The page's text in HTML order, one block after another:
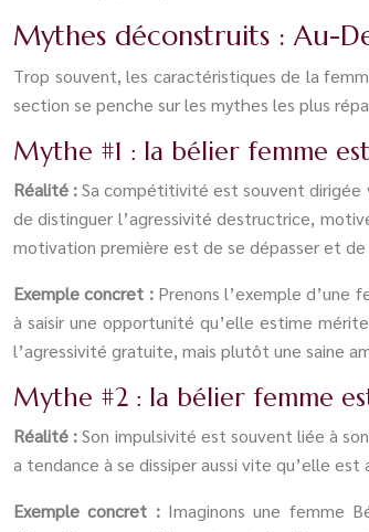
Mythes déconstruits : Au-
Trop souvent, les caractéristiques de la
section se penche sur les mythes les plus
Mythe #1 : la bélier femme
Réalité :Sa compétitivité est souvent dirigée
de distinguer l’agressivité destructrice,
motivation première est de se dépasser et de
Exemple concret : Prenons l’exemple d’une
à saisir une opportunité qu’elle estime
l’agressivité gratuite, mais plutôt une saine
Mythe #2 : la bélier femme
Réalité :Son impulsivité est souvent liée à
a tendance à se dissiper aussi vite qu’elle
Exemple concret : Imaginons une femme